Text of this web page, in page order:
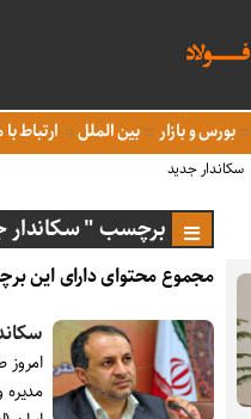
بورس و بازار بین الملل ارتباط با
سکاندار جدید
برچسب " سکاندار
مجموع محتوای دارای این